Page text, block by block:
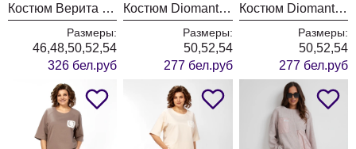
Костюм Верита 2449 молочный+шоколад
Размеры:
46,48,50,52,54
326 бел.руб
Костюм Diomant 2147 капучино
Размеры:
50,52,54
277 бел.руб
Костюм Diomant 2147 рыжий
Размеры:
50,52,54
277 бел.руб